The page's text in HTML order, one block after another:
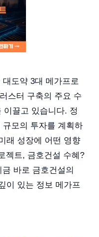
도약 3대 메가프로
스터 구축의 주요 수
이끌고 있습니다. 정
모의 투자를 계획하
래 성장에 어떤 영향
젝트, 금호건설 수혜?
바로 금호건설의
이 있는 정보 메가프